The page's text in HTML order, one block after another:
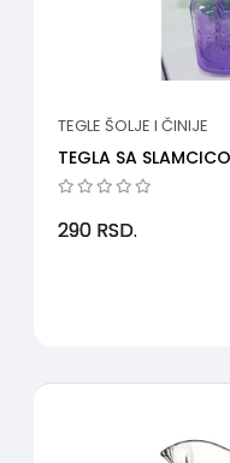
TEGLE ŠOLJE I ČINIJE
TEGLA SA
290 RSD.